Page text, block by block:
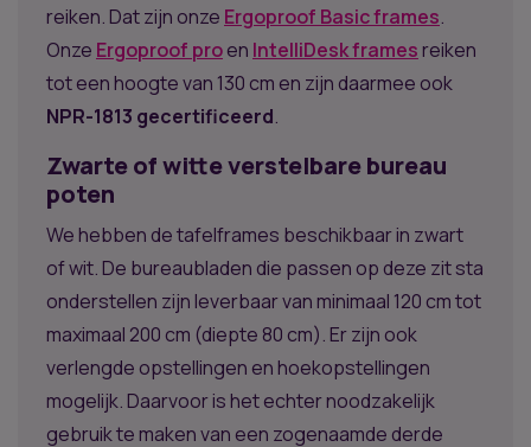
reiken. Dat zijn onze Ergoproof Basic frames.
Onze Ergoproof proen IntelliDesk framesreiken
tot een hoogte van 130 cm en zijn daarmee ook
NPR-1813 gecertificeerd.
Zwarte of witte verstelbare bureau
poten
We hebben de tafelframes beschikbaar in zwart
of wit. De bureaubladen die passen op deze zit sta
onderstellen zijn leverbaar van minimaal 120 cm tot
maximaal 200 cm (diepte 80 cm). Er zijn ook
verlengde opstellingen en hoekopstellingen
mogelijk. Daarvoor is het echter noodzakelijk
gebruik te maken van een zogenaamde derde